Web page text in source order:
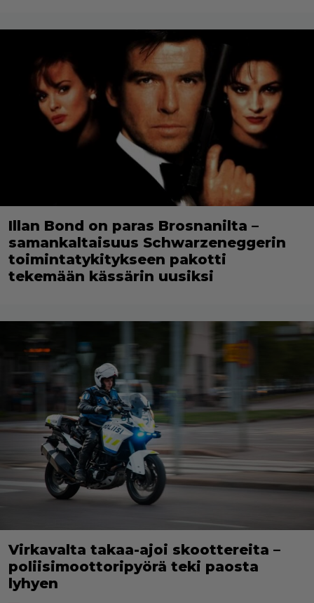
Illan Bond on paras Brosnanilta –
samankaltaisuus Schwarzeneggerin
toimintatykitykseen pakotti
tekemään kässärin uusiksi
Virkavalta takaa-ajoi skoottereita –
poliisimoottoripyörä teki paosta
lyhyen